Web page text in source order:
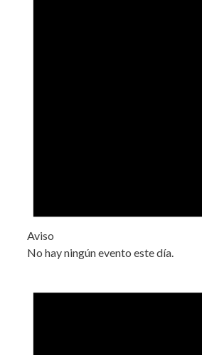
Aviso
No hay ningún evento este día.